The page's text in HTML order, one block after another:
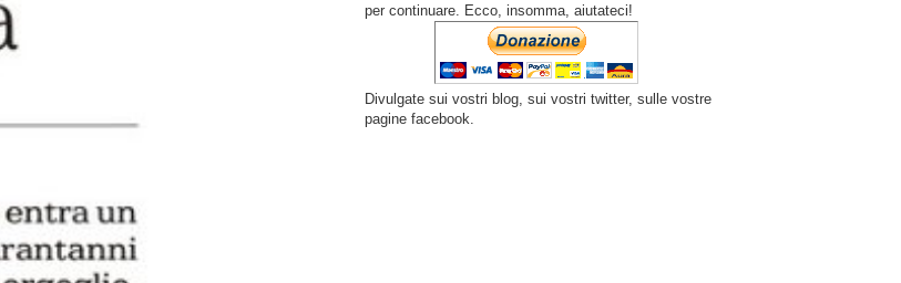
per continuare. Ecco, insomma, aiutateci!
Divulgate sui vostri blog, sui vostri twitter, sulle vostre
pagine facebook.